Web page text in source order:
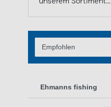
Ehmanns fishing